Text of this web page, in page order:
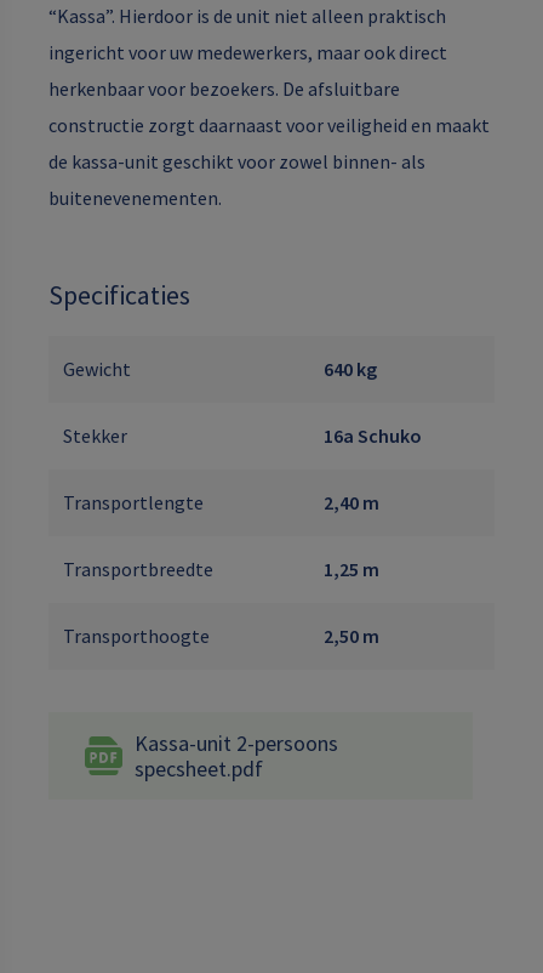
“Kassa”. Hierdoor is de unit niet alleen praktisch
ingericht voor uw medewerkers, maar ook direct
herkenbaar voor bezoekers. De afsluitbare
constructie zorgt daarnaast voor veiligheid en maakt
de kassa-unit geschikt voor zowel binnen- als
buitenevenementen.
Specificaties
Gewicht 640 kg
Stekker 16a Schuko
Transportlengte 2,40 m
Transportbreedte 1,25 m
Transporthoogte 2,50 m
Kassa-unit 2-persoons
specsheet.pdf